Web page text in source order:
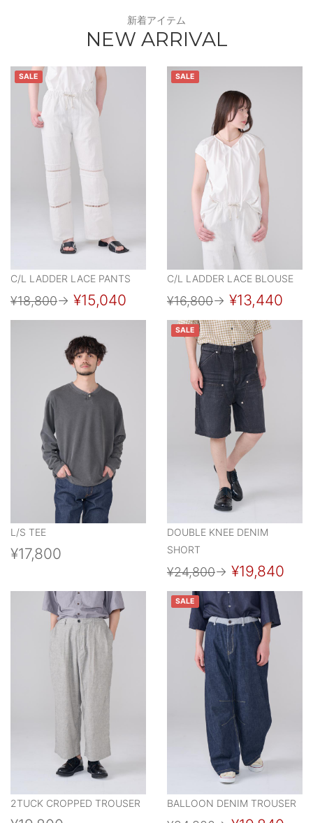
新着アイテム
NEW ARRIVAL
SALE
C/L LADDER LACE PANTS
¥18,800→ ¥15,040
SALE
C/L LADDER LACE BLOUSE
¥16,800→ ¥13,440
L/S TEE
¥17,800
SALE
DOUBLE KNEE DENIM
SHORT
¥24,800→ ¥19,840
2TUCK CROPPED TROUSER
SALE
BALLOON DENIM TROUSER